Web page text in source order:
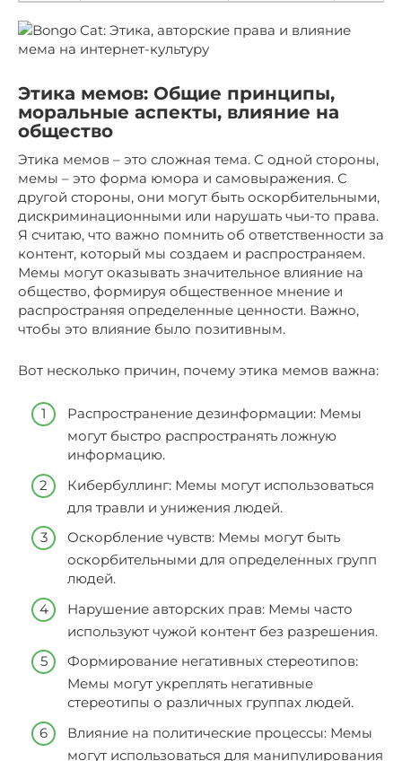
Этика мемов: Общие принципы,
моральные аспекты, влияние на
общество
Этика мемов – это сложная тема. С одной стороны,
мемы – это форма юмора и самовыражения. С
другой стороны, они могут быть оскорбительными,
дискриминационными или нарушать чьи-то права.
Я считаю, что важно помнить об ответственности за
контент, который мы создаем и распространяем.
Мемы могут оказывать значительное влияние на
общество, формируя общественное мнение и
распространяя определенные ценности. Важно,
чтобы это влияние было позитивным.
Вот несколько причин, почему этика мемов важна:
Распространение дезинформации: Мемы
могут быстро распространять ложную
информацию.
Кибербуллинг: Мемы могут использоваться
для травли и унижения людей.
Оскорбление чувств: Мемы могут быть
оскорбительными для определенных групп
людей.
Нарушение авторских прав: Мемы часто
используют чужой контент без разрешения.
Формирование негативных стереотипов:
Мемы могут укреплять негативные
стереотипы о различных группах людей.
Влияние на политические процессы: Мемы
могут использоваться для манипулирования